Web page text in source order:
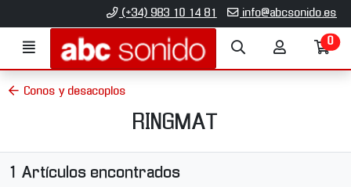
Ir al contenido principal de la página
(+34) 983 10 14 81 info@abcsonido.es
Menú Búsqueda
Ir
0
Conos y desacoplos
RINGMAT
1 Artículos encontrados